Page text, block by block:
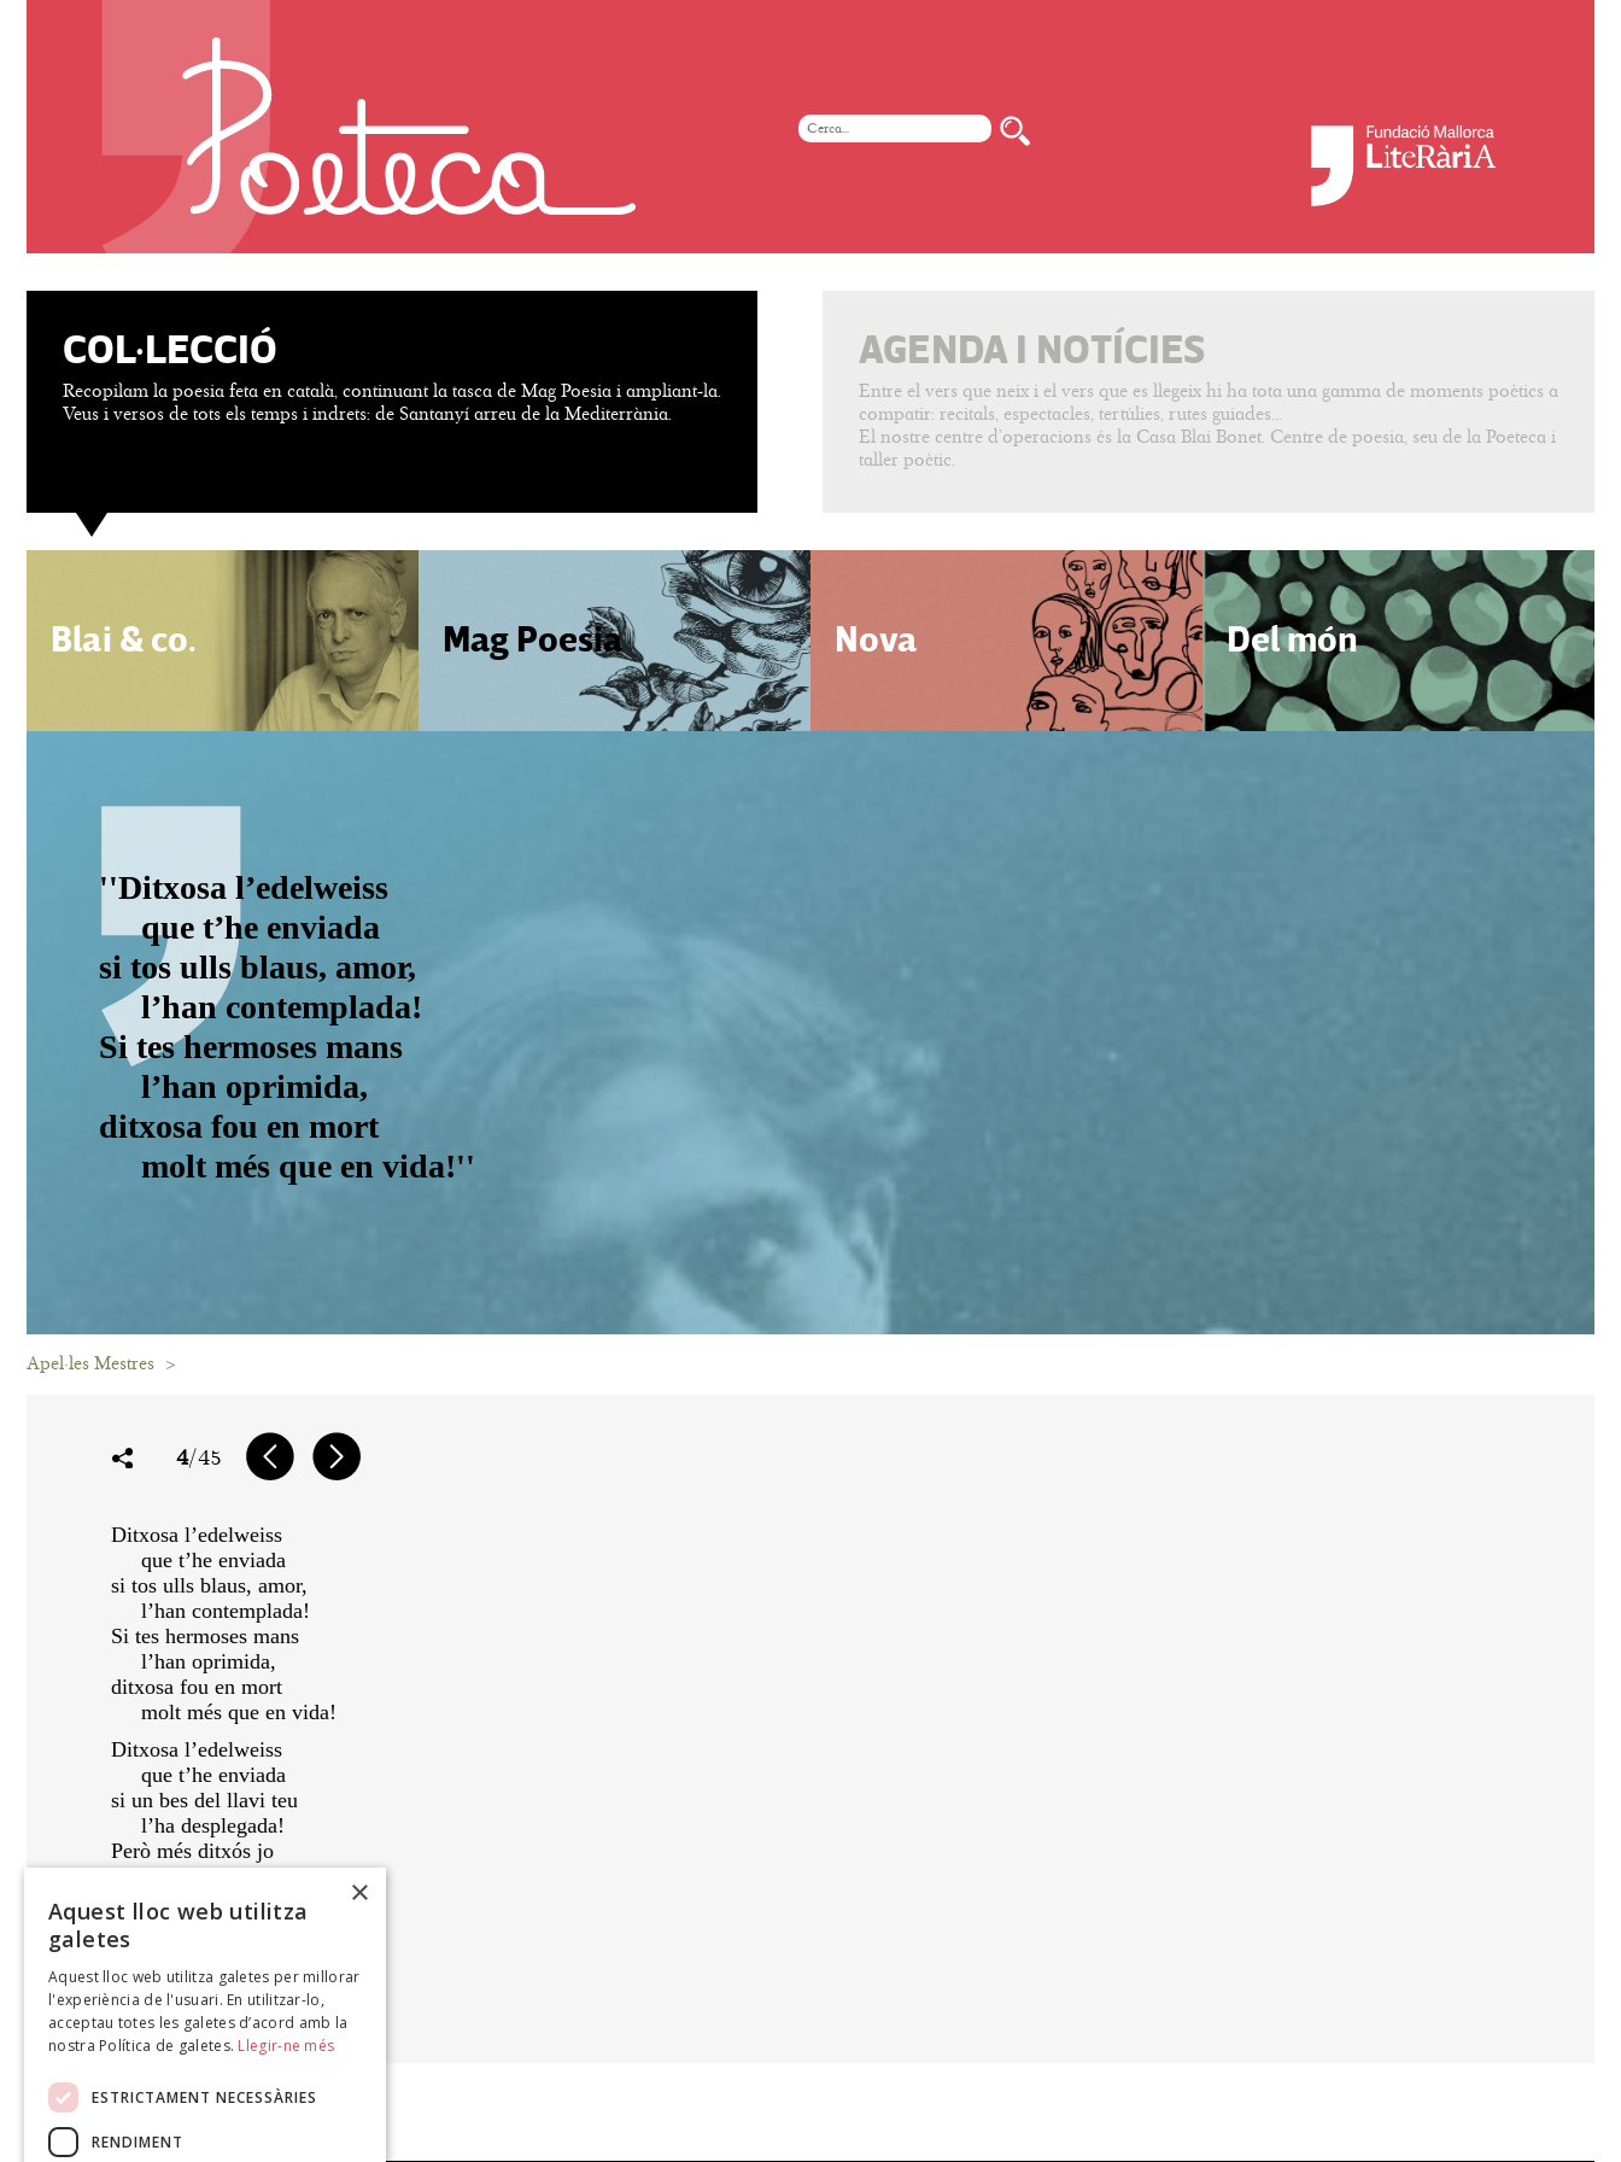
COL·LECCIÓ
Recopilam la poesia feta en català, continuant la tasca de Mag Poesia i ampliant-la.
Veus i versos de tots els temps i indrets: de Santanyí arreu de la Mediterrània.
AGENDA I NOTÍCIES
Entre el vers que neix i el vers que es llegeix hi ha tota una gamma de moments poètics a
compatir: recitals, espectacles, tertúlies, rutes guiades...
El nostre centre d’operacions és la Casa Blai Bonet. Centre de poesia, seu de la Poeteca i
taller poètic.
Blai & co. Mag Poesia Nova Del món
''Ditxosa l’edelweiss
que t’he enviada
si tos ulls blaus, amor,
l’han contemplada!
Si tes hermoses mans
l’han oprimida,
ditxosa fou en mort
molt més que en vida!''
Apel·les Mestres >
4/45
Ditxosa l’edelweiss
que t’he enviada
si tos ulls blaus, amor,
l’han contemplada!
Si tes hermoses mans
l’han oprimida,
ditxosa fou en mort
molt més que en vida!
Ditxosa l’edelweiss
que t’he enviada
si un bes del llavi teu
l’ha desplegada!
Però més ditxós jo
que la flor bella,
si és que has pensat en mi
besant-la an ella.
APEL·LES MESTRES
Cants íntims, 1889
×
Aquest lloc web utilitza
galetes
Aquest lloc web utilitza galetes per millorar
l'experiència de l'usuari. En utilitzar-lo,
acceptau totes les galetes d’acord amb la
nostra Política de galetes. Llegir-ne més
ESTRICTAMENT NECESSÀRIES
RENDIMENT